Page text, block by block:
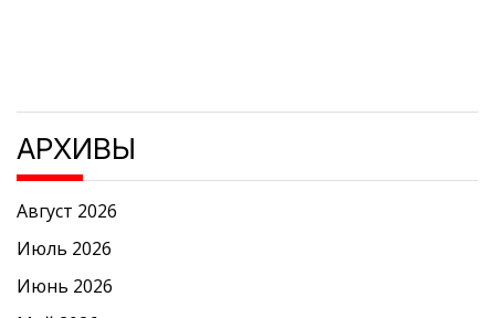
АРХИВЫ
Август 2026
Июль 2026
Июнь 2026